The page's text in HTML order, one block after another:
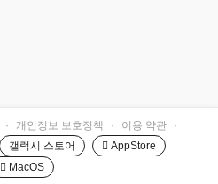
· 개인정보 보호정책 · 이용 약관
·
갤럭시 스토어
 AppStore
 MacOS